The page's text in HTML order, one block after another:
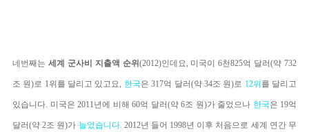
네번째는 세계 군사비 지출액 순위 (2012)인데요, 미국이 6천825억 달러(약 732
조 원)로 1위를 달리고 있고요, 한국은 317억 달러(약 34조 원)로 12위 를 달리고
있습니다. 미국은 2011년에 비해 60억 달러(약 6조 원)가 줄었으나 한국은 19억
달러(약 2조 원)가 늘었습니다. 2012년 들어 1998년 이후 처음으로 세계 연간 무